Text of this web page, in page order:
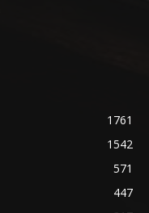
1761
1542
571
447